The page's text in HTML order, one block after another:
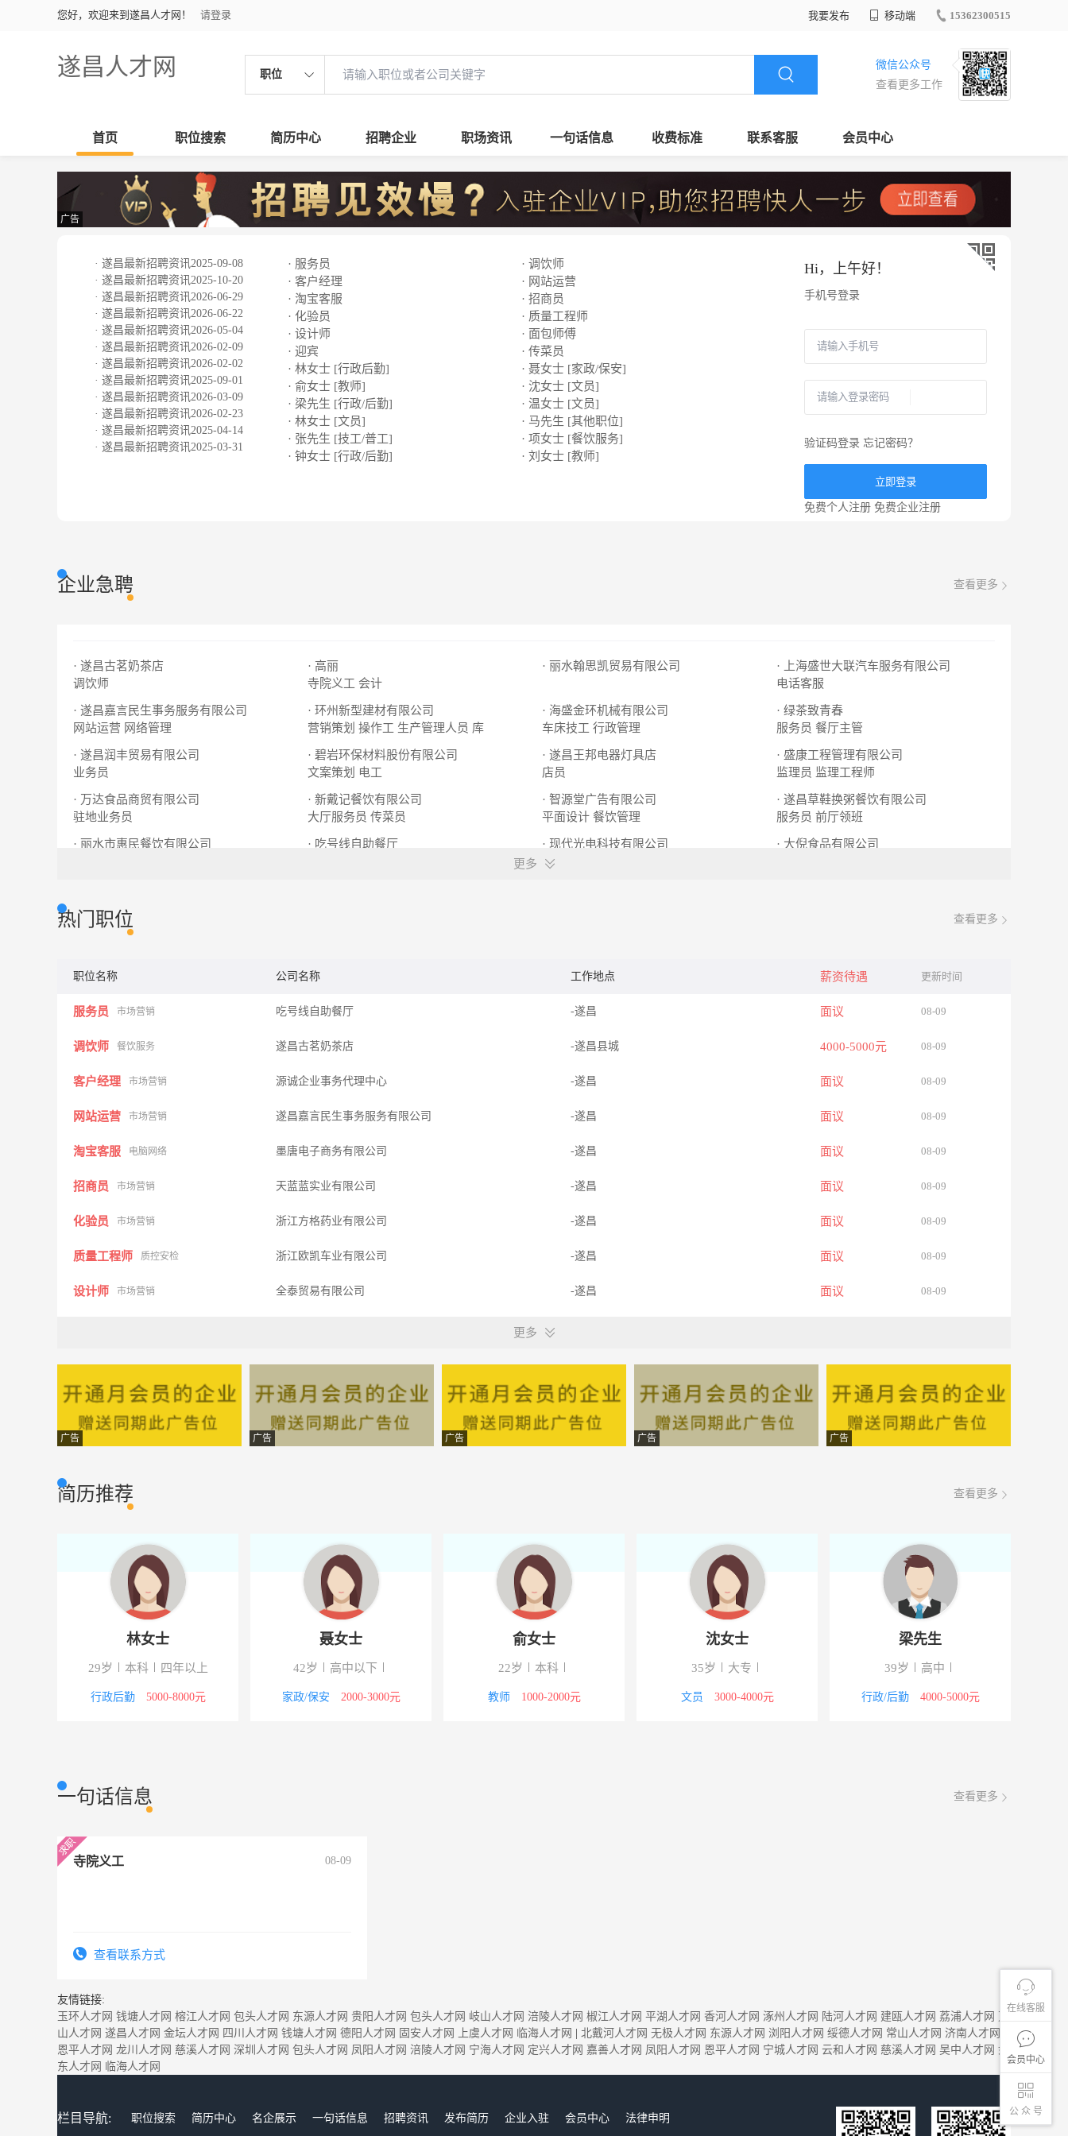
您好，欢迎来到遂昌人才网！ 请登录 我要发布 移动端 15362300515
遂昌人才网 职位
微信公众号
查看更多工作
首页 职位搜索 简历中心 招聘企业 职场资讯 一句话信息 收费标准 联系客服 会员中心
在线客服
会员中心
公 众 号
广告
· 遂昌最新招聘资讯2025-09-08
· 遂昌最新招聘资讯2025-10-20
· 遂昌最新招聘资讯2026-06-29
· 遂昌最新招聘资讯2026-06-22
· 遂昌最新招聘资讯2026-05-04
· 遂昌最新招聘资讯2026-02-09
· 遂昌最新招聘资讯2026-02-02
· 遂昌最新招聘资讯2025-09-01
· 遂昌最新招聘资讯2026-03-09
· 遂昌最新招聘资讯2026-02-23
· 遂昌最新招聘资讯2025-04-14
· 遂昌最新招聘资讯2025-03-31
· 服务员
· 调饮师
· 客户经理
· 网站运营
· 淘宝客服
· 招商员
· 化验员
· 质量工程师
· 设计师
· 面包师傅
· 迎宾
· 传菜员
· 林女士 [行政后勤]
· 聂女士 [家政/保安]
· 俞女士 [教师]
· 沈女士 [文员]
· 梁先生 [行政/后勤]
· 温女士 [文员]
· 林女士 [文员]
· 马先生 [其他职位]
· 张先生 [技工/普工]
· 项女士 [餐饮服务]
· 钟女士 [行政/后勤]
· 刘女士 [教师]
Hi， 上午好！
手机号登录
验证码登录 忘记密码？
立即登录
免费个人注册 免费企业注册
企业急聘 查看更多
· 遂昌古茗奶茶店
调饮师
· 高丽
寺院义工 会计
· 丽水翰思凯贸易有限公司
· 上海盛世大联汽车服务有限公司
电话客服
· 遂昌嘉言民生事务服务有限公司
网站运营 网络管理
· 环州新型建材有限公司
营销策划 操作工 生产管理人员 库
· 海盛金环机械有限公司
车床技工 行政管理
· 绿茶致青春
服务员 餐厅主管
· 遂昌润丰贸易有限公司
业务员
· 碧岩环保材料股份有限公司
文案策划
电工
· 遂昌王邦电器灯具店
店员
· 盛康工程管理有限公司
监理员 监理工程师
· 万达食品商贸有限公司
驻地业务员
· 新戴记餐饮有限公司
大厅服务员 传菜员
· 智源堂广告有限公司
平面设计 餐饮管理
· 遂昌草鞋换粥餐饮有限公司
服务员 前厅领班
· 丽水市惠民餐饮有限公司
· 吃号线自助餐厅
· 现代光电科技有限公司
店长
· 大倪食品有限公司
更多
热门职位 查看更多
职位名称 公司名称 工作地点 薪资待遇 更新时间
服务员 市场营销 吃号线自助餐厅 -遂昌 面议 08-09
调饮师 餐饮服务 遂昌古茗奶茶店 -遂昌县城 4000-5000元 08-09
客户经理 市场营销 源诚企业事务代理中心 -遂昌 面议 08-09
网站运营 市场营销 遂昌嘉言民生事务服务有限公司 -遂昌 面议 08-09
淘宝客服 电脑网络 墨唐电子商务有限公司 -遂昌 面议 08-09
招商员 市场营销 天蓝蓝实业有限公司 -遂昌 面议 08-09
化验员 市场营销 浙江方格药业有限公司 -遂昌 面议 08-09
质量工程师 质控安检 浙江欧凯车业有限公司 -遂昌 面议 08-09
设计师 市场营销 全泰贸易有限公司 -遂昌 面议 08-09
传菜员 市场营销 瓯豪美食坊 -遂昌 面议 08-09
营业员 市场营销 松山鼎实业有限公司 -遂昌 面议 08-09
洗碗工 市场营销
市场营销 丽水天天渔港 -遂昌 08-09
业务经理 市场营销 全泰贸易有限公司 08-09
市场营销 金华谊昇光电有限公司 08-09
点菜员 市场营销 丽水天天渔港 08-09
更多
广告 广告 广告 广告 广告
简历推荐 查看更多
林女士
29岁 本科 四年以上
行政后勤 5000-8000元
聂女士
42岁 高中以下
家政/保安 2000-3000元
俞女士
22岁 本科
教师 1000-2000元
沈女士
35岁 大专
文员 3000-4000元
梁先生
39岁 高中
行政/后勤 4000-5000元
一句话信息 查看更多
寺院义工 08-09
查看联系方式
友情链接:
玉环人才网 钱塘人才网 榕江人才网 包头人才网 东源人才网 贵阳人才网 包头人才网 岐山人才网 涪陵人才网 椒江人才网 平湖人才网 香河人才网 涿州人才网 陆河人才网 建瓯人才网 荔浦人才网
山人才网 遂昌人才网 金坛人才网 四川人才网 钱塘人才网 德阳人才网 固安人才网 上虞人才网 临海人才网 北戴河人才网 无极人才网 东源人才网 浏阳人才网 绥德人才网 常山人才网 济南人才网
恩平人才网 龙川人才网 慈溪人才网 深圳人才网 包头人才网 凤阳人才网 涪陵人才网 宁海人才网 定兴人才网 嘉善人才网 凤阳人才网 恩平人才网 宁城人才网 云和人才网 慈溪人才网 吴中人才网 如
东人才网
临海人才网
栏目导航: 职位搜索 简历中心 名企展示 一句话信息 招聘资讯 发布简历 企业入驻 会员中心 法律申明